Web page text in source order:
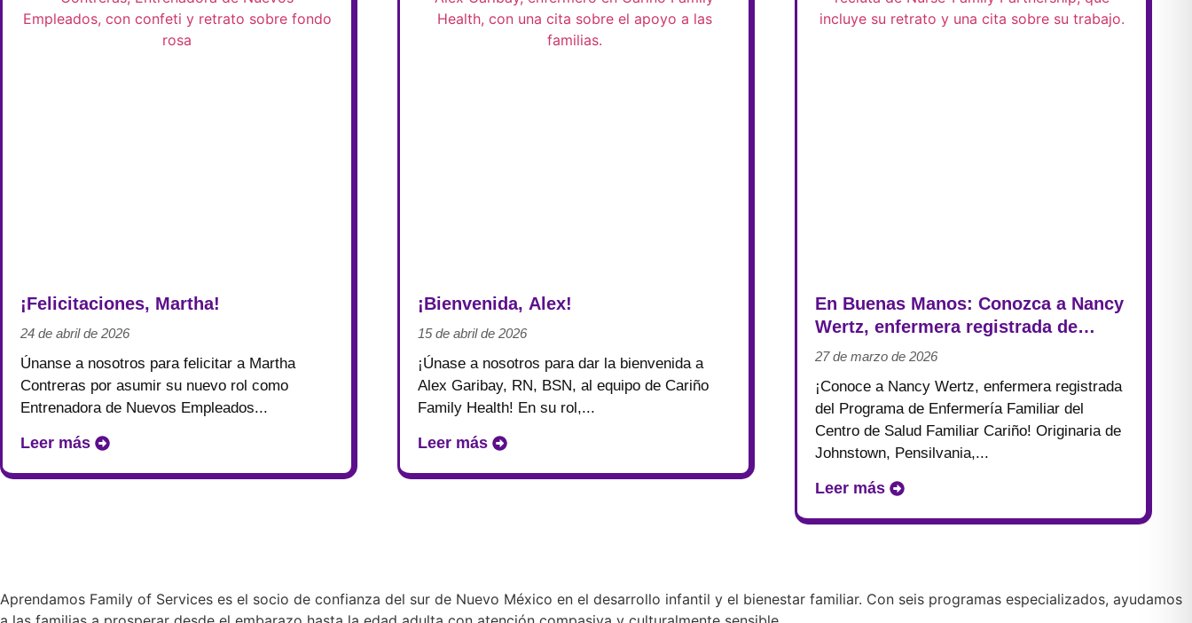
¡Felicitaciones, Martha!
24 de abril de 2026
Únanse a nosotros para felicitar a Martha
Contreras por asumir su nuevo rol como
Entrenadora de Nuevos Empleados...
Leer más
¡Bienvenida, Alex!
15 de abril de 2026
¡Únase a nosotros para dar la bienvenida a
Alex Garibay, RN, BSN, al equipo de Cariño
Family Health! En su rol,...
Leer más
En Buenas Manos: Conozca a Nancy
Wertz, enfermera registrada de
Cariño Family Health
27 de marzo de 2026
¡Conoce a Nancy Wertz, enfermera registrada
del Programa de Enfermería Familiar del
Centro de Salud Familiar Cariño! Originaria de
Johnstown, Pensilvania,...
Leer más
Aprendamos Family of Services es el socio de confianza del sur de Nuevo México en el desarrollo infantil y el bienestar familiar. Con seis programas especializados, ayudamos